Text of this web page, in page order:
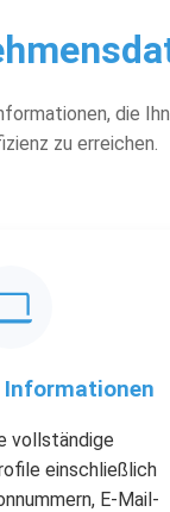
die
zu erreichen.
Informationen
vollständige
einschließlich
E-Mail-